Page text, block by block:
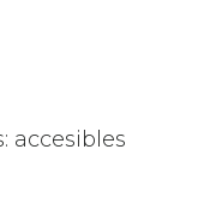
accesibles